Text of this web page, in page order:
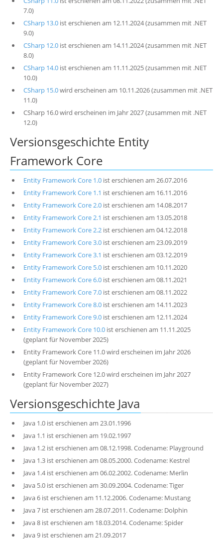
7.0)
CSharp 13.0ist erschienen am 12.11.2024 (zusammen mit .NET
9.0)
CSharp 12.0ist erschienen am 14.11.2024 (zusammen mit .NET
8.0)
CSharp 14.0ist erschienen am 11.11.2025 (zusammen mit .NET
10.0)
CSharp 15.0wird erscheinen am 10.11.2026 (zusammen mit .NET
11.0)
CSharp 16.0 wird erscheinen im Jahr 2027 (zusammen mit .NET
12.0)
Versionsgeschichte Entity
Framework Core
Entity Framework Core 1.0ist erschienen am 26.07.2016
Entity Framework Core 1.1 ist erschienen am 16.11.2016
Entity Framework Core 2.0ist erschienen am 14.08.2017
Entity Framework Core 2.1 ist erschienen am 13.05.2018
Entity Framework Core 2.2ist erschienen am 04.12.2018
Entity Framework Core 3.0ist erschienen am 23.09.2019
Entity Framework Core 3.1 ist erschienen am 03.12.2019
Entity Framework Core 5.0ist erschienen am 10.11.2020
Entity Framework Core 6.0ist erschienen am 08.11.2021
Entity Framework Core 7.0ist erschienen am 08.11.2022
Entity Framework Core 8.0ist erschienen am 14.11.2023
Entity Framework Core 9.0ist erschienen am 12.11.2024
Entity Framework Core 10.0ist erschienen am 11.11.2025
(geplant für November 2025)
Entity Framework Core 11.0 wird erscheinen im Jahr 2026
(geplant für November 2026)
Entity Framework Core 12.0 wird erscheinen im Jahr 2027
(geplant für November 2027)
Versionsgeschichte Java
Java 1.0 ist erschienen am 23.01.1996
Java 1.1 ist erschienen am 19.02.1997
Java 1.2 ist erschienen am 08.12.1998. Codename: Playground
Java 1.3 ist erschienen am 08.05.2000. Codename: Kestrel
Java 1.4 ist erschienen am 06.02.2002. Codename: Merlin
Java 5.0 ist erschienen am 30.09.2004. Codename: Tiger
Java 6 ist erschienen am 11.12.2006. Codename: Mustang
Java 7 ist erschienen am 28.07.2011. Codename: Dolphin
Java 8 ist erschienen am 18.03.2014. Codename: Spider
Java 9 ist erschienen am 21.09.2017